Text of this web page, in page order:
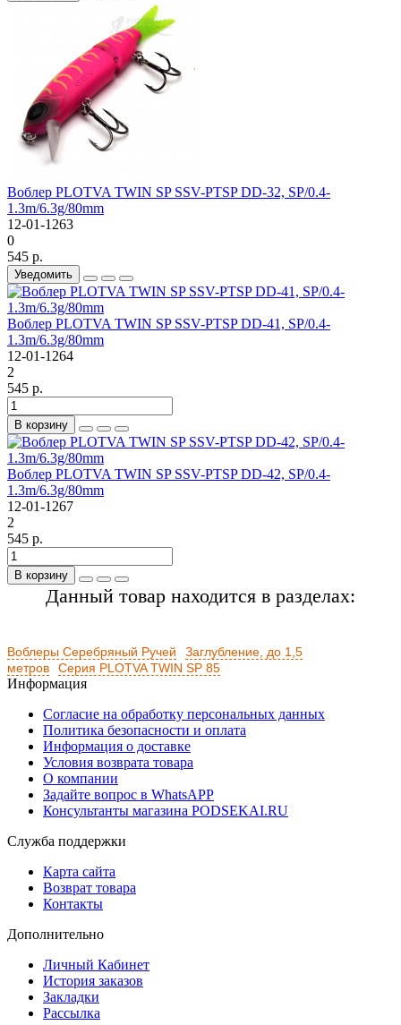
Воблер PLOTVA TWIN SP SSV-PTSP DD-32, SP/0.4-
1.3m/6.3g/80mm
12-01-1263
0
545 р.
Уведомить
Воблер PLOTVA TWIN SP SSV-PTSP DD-41, SP/0.4-
1.3m/6.3g/80mm
12-01-1264
2
545 р.
В корзину
Воблер PLOTVA TWIN SP SSV-PTSP DD-42, SP/0.4-
1.3m/6.3g/80mm
12-01-1267
2
545 р.
В корзину
Данный товар находится в разделах:
Воблеры Серебряный Ручей
Заглубление, до 1,5
метров
Серия PLOTVA TWIN SP 85
Информация
Согласие на обработку персональных данных
Политика безопасности и оплата
Информация о доставке
Условия возврата товара
О компании
Задайте вопрос в WhatsAPP
Консультанты магазина PODSEKAI.RU
Служба поддержки
Карта сайта
Возврат товара
Контакты
Дополнительно
Личный Кабинет
История заказов
Закладки
Рассылка